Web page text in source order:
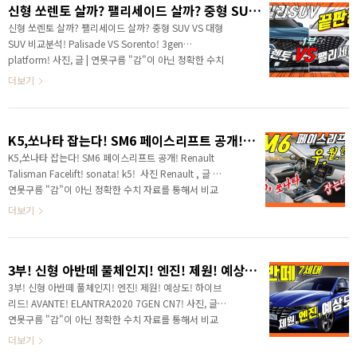
계약 하루 만에 판매 중단이 되는 초유의 사태를 겪고 있
습니다. 한마디로 천당과 지옥을 "왔다 갔다" 하고 있는
것 같습니다. 이번주 중에 보상안에 대한 기아차의 공식
입장이 나올 것으로 알려졌습니다. 기아차에서 정식 공
제조사가 공개한 사진은 좋은 환경에서 최..
신형 쏘렌토 살까? 팰리세이드 살까? 중형 SUV VS 대형 SUV 비교분석! 3gen platform!
신형 쏘렌토 살까? 팰리세이드 살까? 중형 SUV VS 대형
SUV 비교분석! Palisade VS Sorento! 3gen
platform! 사진, 글 | 연못구름 "감"이 아닌 정확한 수치
자료를 통해서 비교 분석 자료를 제시하는 연못구름입니
25부까지 전달해 드리면서, 하이브리드 차량을 구입하실
계약 판매량은 무려 1만 8000대를 돌파하면서 대한민국
사전 계약 판매량의 역사를 기록하게 되었습니다. 특히
경쟁 차량인 싼타페 TM이 첫날 9000대가 되지 않았던
것으로 비교해 본다면 역대급이라는 표현이 적합할 것 같
대폭 강화되면서 가격도 높..
더보기
K5,쏘나타 잡는다! SM6 페이스리프트 공개! Renault Talisman Facelift! sonata! k5!
K5,쏘나타 잡는다! SM6 페이스리프트 공개! Renault
Talisman Facelift! sonata! k5! ​ 사진 Renault , 글 |
연못구름 "감"이 아닌 정확한 수치 자료를 통해서 비교
분석 자료를 제시하는 연못구름입니다! 안녕하세요? 연
식을 세부적으로 알려드립니다. 2016년도에 출시와 함
감추고 조금 부진한 모습을 보여주고 있습니다. 처음 선
보일 당시만 해도 최근 선보인 K5를 연상시킬 만큼 정말
큰 이슈가 되었던 차량이 SM6이었습니다. 다시 시승장
에서 만난 SM6는 멋진 디자인 함께 실내는 고급스러운
별되는 디자인은 쏘..
더보기
3부! 신형 아반떼 풀체인지! 엔진! 제원! 예상도! 하이브리드! AVANTE! ELANTRA2020 7GEN CN7!
3부! 신형 아반떼 풀체인지! 엔진! 제원! 예상도! 하이브
리드! AVANTE! ELANTRA2020 7GEN CN7! 사진, 글 |
연못구름 "감"이 아닌 정확한 수치 자료를 통해서 비교
분석 자료를 제시하는 연못구름입니다! 안녕하세요? 연
더보기